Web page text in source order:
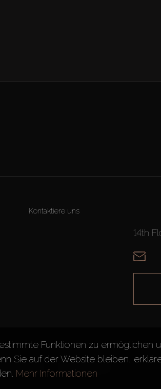
Kontaktiere uns
14th
Funktionen zu ermöglichen
Sie auf der Website bleiben,
Mehr Informationen